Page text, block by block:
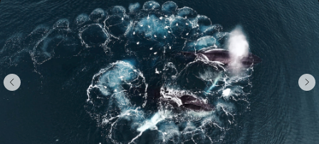
Экспедиционный лайф
Экспедционный контент